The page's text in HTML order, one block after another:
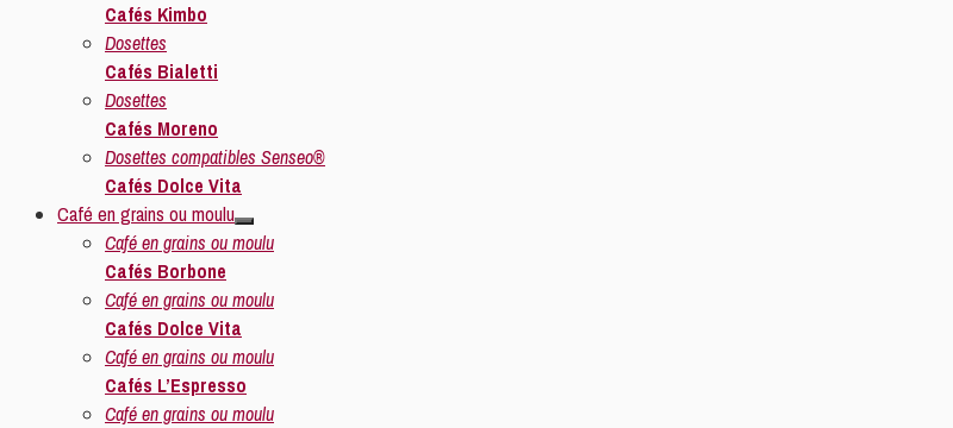
Cafés Kimbo
Dosettes
Cafés Bialetti
Dosettes
Cafés Moreno
Dosettes compatibles Senseo®
Cafés Dolce Vita
Café en grains ou moulu
Café en grains ou moulu
Cafés Borbone
Café en grains ou moulu
Cafés Dolce Vita
Café en grains ou moulu
Cafés L’Espresso
Café en grains ou moulu